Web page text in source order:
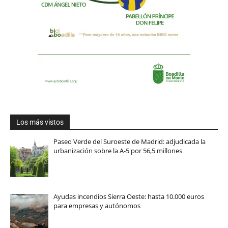
Los más vistos
Paseo Verde del Suroeste de Madrid: adjudicada la
urbanización sobre la A-5 por 56,5 millones
Ayudas incendios Sierra Oeste: hasta 10.000 euros
para empresas y autónomos